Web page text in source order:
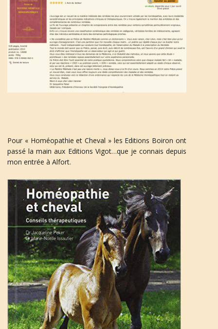
Pour « Homéopathie et Cheval » les Editions Boiron ont
passé la main aux Editions Vigot…que je connais depuis
mon entrée à Alfort.